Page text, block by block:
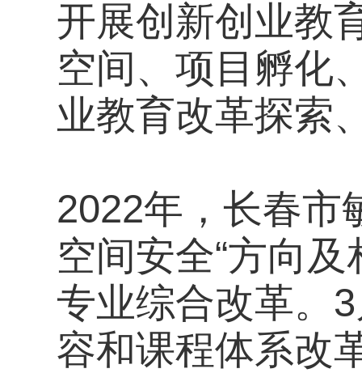
开展创新创业教
空间、项目孵化
业教育改革探索
2022年，长春市
空间安全“方向
专业综合改革。
容和课程体系改